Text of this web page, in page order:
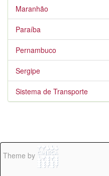
Maranhão
Paraíba
Pernambuco
Sergipe
Sistema de Transporte
Theme by